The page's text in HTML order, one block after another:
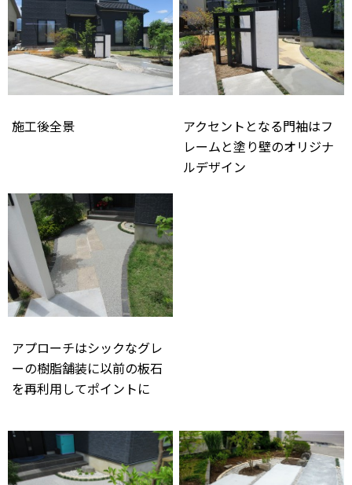
施工後全景
アクセントとなる門袖はフ
レームと塗り壁のオリジナ
ルデザイン
アプローチはシックなグレ
ーの樹脂舗装に以前の板石
を再利用してポイントに